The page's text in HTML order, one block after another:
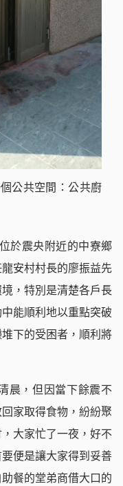
公共空間：公共廚
於震央附近的中寮鄉
安村村長的廖振益先
，特別是清楚各戶長
能順利地以重點突破
下的受困者，順利將
晨，但因當下餘震不
家取得食物，紛紛聚
大家忙了一夜，好不
便是讓大家得到妥善
餐的堂弟商借大口的